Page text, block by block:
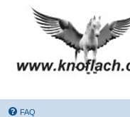
FAQ